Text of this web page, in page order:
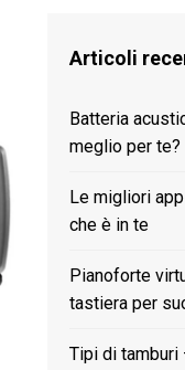
Articoli
Batteria
meglio per te?
Le migliori
che è in te
Pianoforte
tastiera per
Tipi di tamburi